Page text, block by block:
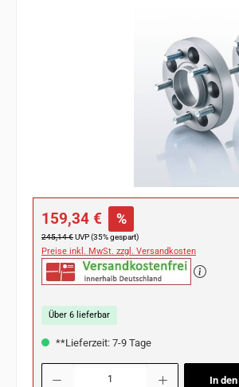
Verkaufspreis:
159,34 € %
Regulärer Preis:
245,14 €UVP (35% gespart)
Preise inkl. MwSt. zzgl. Versandkosten
Über 6 lieferbar
**Lieferzeit: 7-9 Tage
Produkt Anzahl: Gib den gewünschten Wert ein
In